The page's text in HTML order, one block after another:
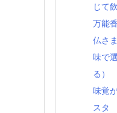
じて
万能
仏さ
味で
る）
味覚
スタ